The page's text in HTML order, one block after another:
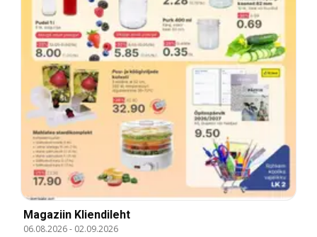
Magaziin Kliendileht
06.08.2026- 02.09.2026